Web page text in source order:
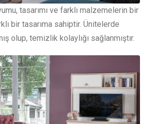
tasarımı ve farklı malzemelerin bir
bir tasarıma sahiptir. Ünitelerde
olup, temizlik kolaylığı sağlanmıştır.